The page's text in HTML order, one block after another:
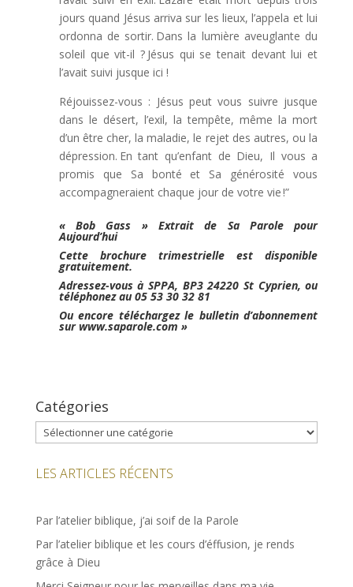
jours quand Jésus arriva sur les lieux, l’appela et lui
ordonna de sortir. Dans la lumière aveuglante du
soleil que vit-il ? Jésus qui se tenait devant lui et
l’avait suivi jusque ici !
Réjouissez-vous : Jésus peut vous suivre jusque
dans le désert, l’exil, la tempête, même la mort
d’un être cher, la maladie, le rejet des autres, ou la
dépression. En tant qu’enfant de Dieu, Il vous a
promis que Sa bonté et Sa générosité vous
accompagneraient chaque jour de votre vie !”
« Bob Gass » Extrait de Sa Parole pour
Aujourd’hui
Cette brochure trimestrielle est disponible
gratuitement.
Adressez-vous à SPPA, BP3 24220 St Cyprien, ou
téléphonez au 05 53 30 32 81
Ou encore téléchargez le bulletin d’abonnement
sur www.saparole.com »
Catégories
Catégories
LES ARTICLES RÉCENTS
Par l’atelier biblique, j’ai soif de la Parole
Par l’atelier biblique et les cours d’éffusion, je rends
grâce à Dieu